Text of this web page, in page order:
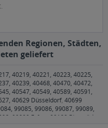
Regionen, Städten,
geliefert
40219, 40221, 40223, 40225,
40239, 40468, 40470, 40472,
40547, 40549, 40589, 40591,
40629 Düsseldorf, 40699
99085, 99086, 99087, 99089,
99099 Erfurt
99100 Bienstädt,